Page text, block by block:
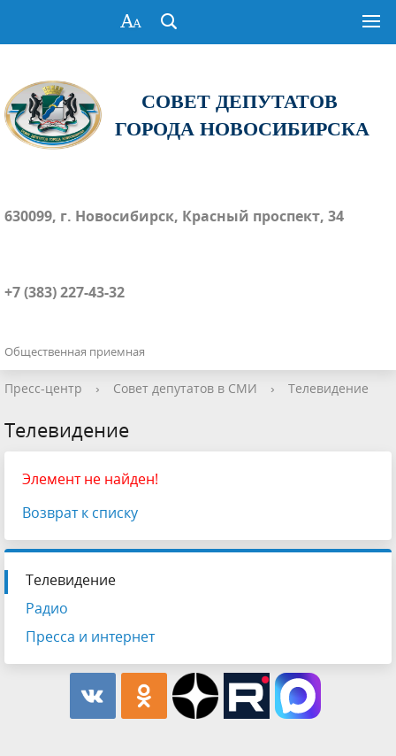
СОВЕТ ДЕПУТАТОВ
ГОРОДА НОВОСИБИРСКА
630099, г. Новосибирск, Красный проспект, 34
+7 (383) 227-43-32
Общественная приемная
Пресс-центр › Совет депутатов в СМИ › Телевидение
Телевидение
Элемент не найден!
Возврат к списку
Телевидение
Радио
Пресса и интернет